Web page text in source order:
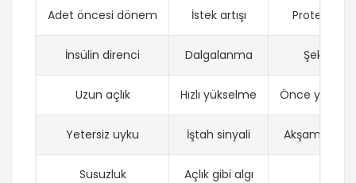
Adet öncesi dönem İstek artışı Protein
İnsülin direnci Dalgalanma Şeker
Uzun açlık Hızlı yükselme Önce yoğurt
Yetersiz uyku İştah sinyali Akşam
Susuzluk Açlık gibi algı